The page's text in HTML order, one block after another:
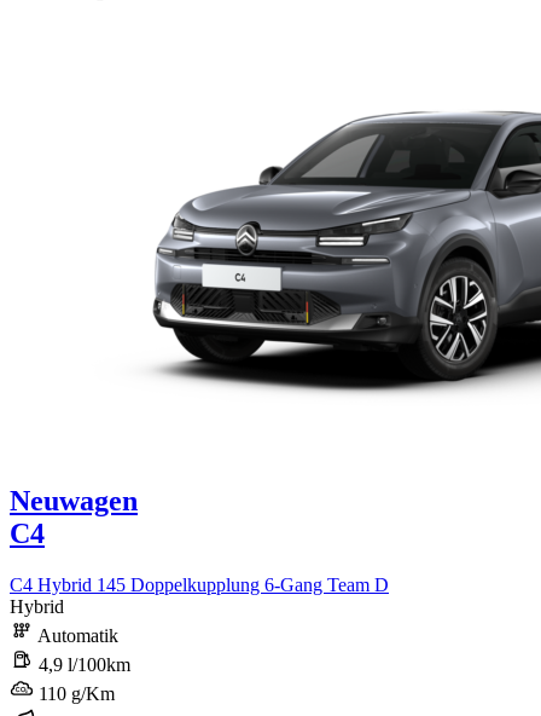
Neuwagen
C4
C4 Hybrid 145 Doppelkupplung 6-Gang Team D
Hybrid
Automatik
4,9 l/100km
110 g/Km